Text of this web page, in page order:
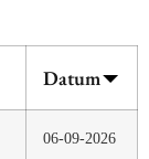
Datum
06-09-2026